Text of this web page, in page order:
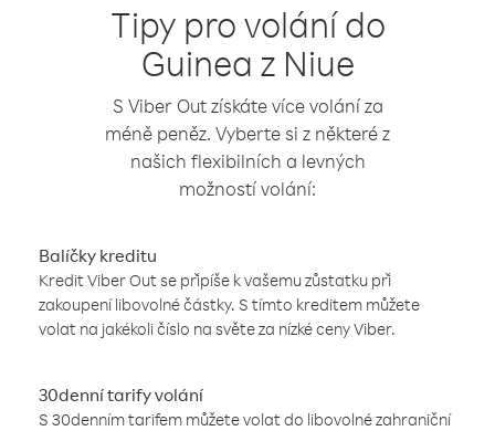
Tipy pro volání do
Guinea z Niue
S Viber Out získáte více volání za
méně peněz. Vyberte si z některé z
našich flexibilních a levných
možností volání:
Balíčky kreditu
Kredit Viber Out se připíše k vašemu zůstatku při
zakoupení libovolné částky. S tímto kreditem můžete
volat na jakékoli číslo na světe za nízké ceny Viber.
30denní tarify volání
S 30denním tarifem můžete volat do libovolné zahraniční